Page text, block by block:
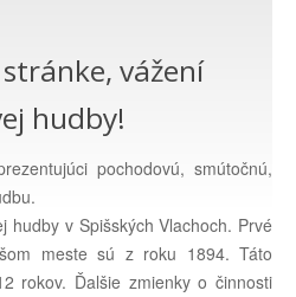
vážení
hudby!
pochodovú, smútočnú,
hudby v Spišských Vlachoch. Prvé
meste sú z roku 1894. Táto
rokov. Ďalšie zmienky o činnosti